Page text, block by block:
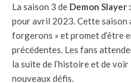
La saison 3 de Demon Slayer
pour avril 2023. Cette saison
forgerons » et promet d’être
précédentes. Les fans
la suite de l’histoire et de
nouveaux défis.